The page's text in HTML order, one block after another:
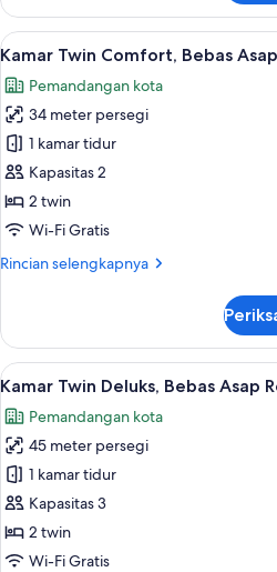
Kamar
Twin
Superior,
Asap
Rokok
(Dome)
Lihat
semua
foto
untuk
Kamar
Twin
Comfort,
Bebas
Rokok
6
Kamar Twin Comfort, Bebas
Pemandangan kota
34 meter persegi
1 kamar tidur
Kapasitas 2
2 twin
Wi-Fi Gratis
Rincian selengkapnya
Rincian
Kamar
Twin
Comfort,
Asap
Rokok
(Palace
Side)
Lihat
semua
foto
untuk
Kamar
Twin
Deluks,
Bebas
4
Kamar Twin Deluks, Bebas Asap
Pemandangan kota
45 meter persegi
1 kamar tidur
Kapasitas 3
2 twin
Wi-Fi Gratis